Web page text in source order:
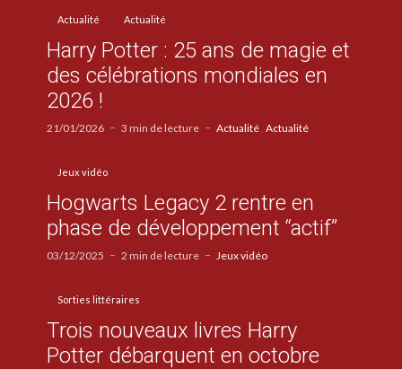
Actualité Actualité
Harry Potter : 25 ans de magie et
des célébrations mondiales en
2026 !
21/01/2026 3 min de lecture Actualité Actualité
Jeux vidéo
Hogwarts Legacy 2 rentre en
phase de développement “actif”
03/12/2025 2 min de lecture Jeux vidéo
Sorties littéraires
Trois nouveaux livres Harry
Potter débarquent en octobre